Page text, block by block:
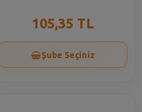
105,35 TL
Şube Seçiniz